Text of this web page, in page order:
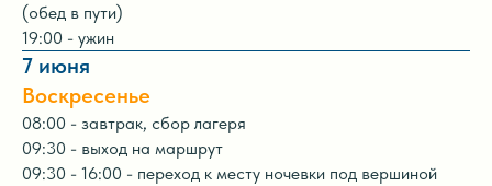
(обед в пути)
19:00 - ужин
7 июня
Воскресенье
08:00 - завтрак, сбор лагеря
09:30 - выход на маршрут
09:30 - 16:00 - переход к месту ночевки под вершиной